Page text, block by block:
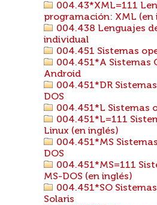
004.43*XML=111
programación: XML (en
004.438 Lenguajes
individual
004.451 Sistemas
004.451*A Sistemas
Android
004.451*DR
DOS
004.451*L Sistemas
004.451*L=111
Linux (en inglés)
004.451*MS
DOS
004.451*MS=111
MS-DOS (en inglés)
004.451*SO
Solaris